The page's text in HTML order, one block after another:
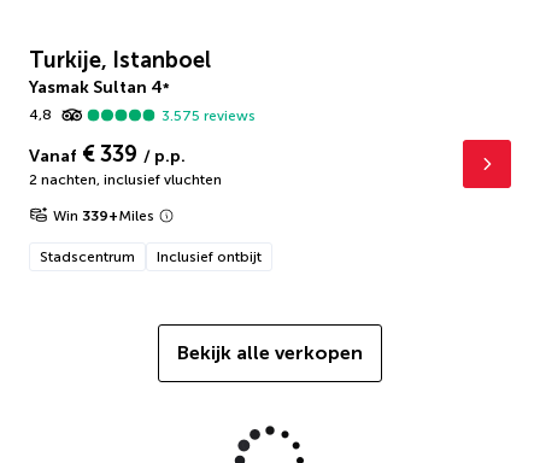
Turkije, Istanboel
Yasmak Sultan 4*
4,8
3.575 reviews
Vanaf € 339 / p.p.
2 nachten, inclusief vluchten
Win 339+Miles
Stadscentrum Inclusief ontbijt
Bekijk alle verkopen